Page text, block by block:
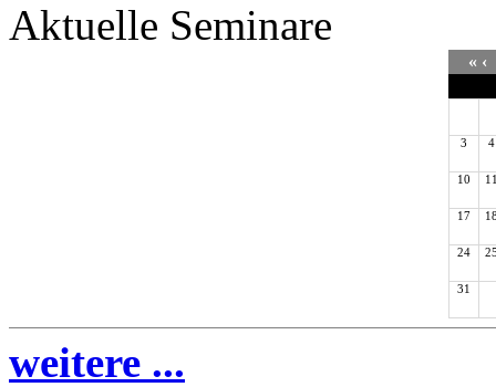
Aktuelle Seminare
« ‹
3 4
10
17
24
31
weitere ...